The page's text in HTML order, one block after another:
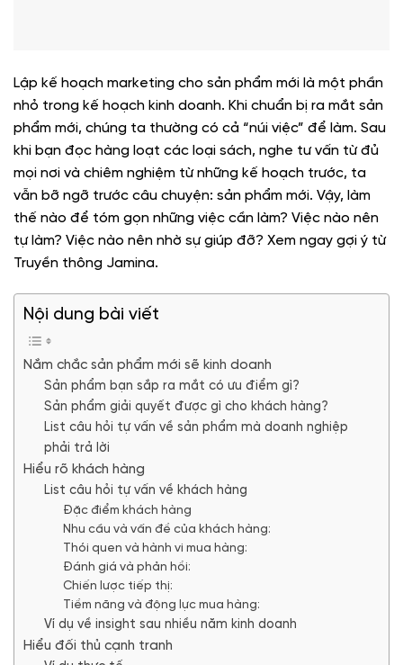
Lập kế hoạch marketing cho sản phẩm mới là một phần
nhỏ trong kế hoạch kinh doanh. Khi chuẩn bị ra mắt sản
phẩm mới, chúng ta thường có cả “núi việc” để làm. Sau
khi bạn đọc hàng loạt các loại sách, nghe tư vấn từ đủ
mọi nơi và chiêm nghiệm từ những kế hoạch trước, ta
vẫn bỡ ngỡ trước câu chuyện: sản phẩm mới. Vậy, làm
thế nào để tóm gọn những việc cần làm? Việc nào nên
tự làm? Việc nào nên nhờ sự giúp đỡ? Xem ngay gợi ý từ
Truyền thông Jamina.
Nội dung bài viết
Nắm chắc sản phẩm mới sẽ kinh doanh
Sản phẩm bạn sắp ra mắt có ưu điểm gì?
Sản phẩm giải quyết được gì cho khách hàng?
List câu hỏi tự vấn về sản phẩm mà doanh nghiệp
phải trả lời
Hiểu rõ khách hàng
List câu hỏi tự vấn về khách hàng
Đặc điểm khách hàng
Nhu cầu và vấn đề của khách hàng:
Thói quen và hành vi mua hàng:
Đánh giá và phản hồi:
Chiến lược tiếp thị:
Tiềm năng và động lực mua hàng:
Ví dụ về insight sau nhiều năm kinh doanh
Hiểu đối thủ cạnh tranh